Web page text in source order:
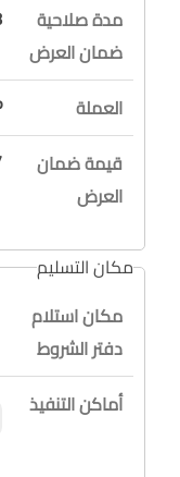
مدة صلاحية
ضمان العرض
العملة
قيمة ضمان
العرض
مكان التسليم
مكان استلام
دفتر الشروط
أماكن التنفيذ